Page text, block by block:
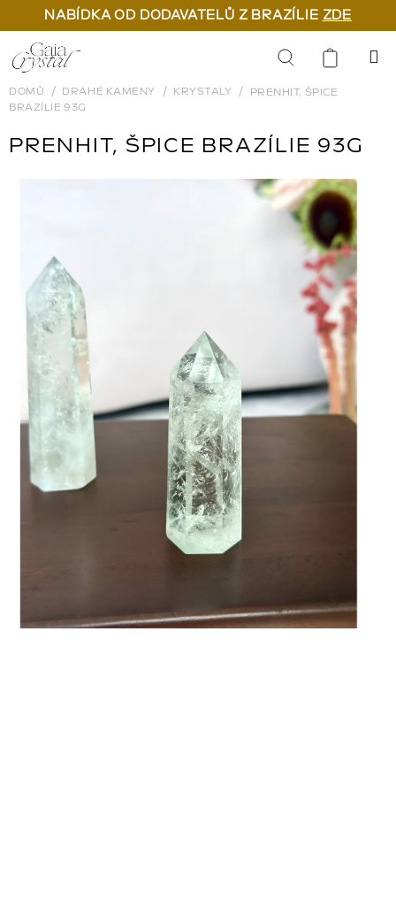
NABÍDKA OD DODAVATELŮ Z BRAZÍLIE ZDE
Přejít
na
obsah
Hledat
DOMŮ DRAHÉ KAMENY KRYSTALY
PRENHIT, ŠPICE
BRAZÍLIE 93G
PRENHIT, ŠPICE BRAZÍLIE 93G